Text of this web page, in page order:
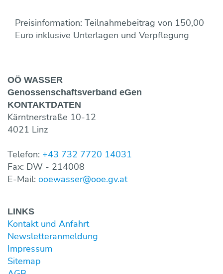
Preisinformation: Teilnahmebeitrag von 150,00
Euro inklusive Unterlagen und Verpflegung
OÖ WASSER
Genossen­schaftsverband eGen
KONTAKT­DATEN
Kärntnerstraße 10-12
4021 Linz
Telefon: +43 732 7720 14031
Fax: DW - 214008
E-Mail: ooewasser@ooe.gv.at
LINKS
Kontakt und Anfahrt
Newsletter­anmeldung
Impressum
Sitemap